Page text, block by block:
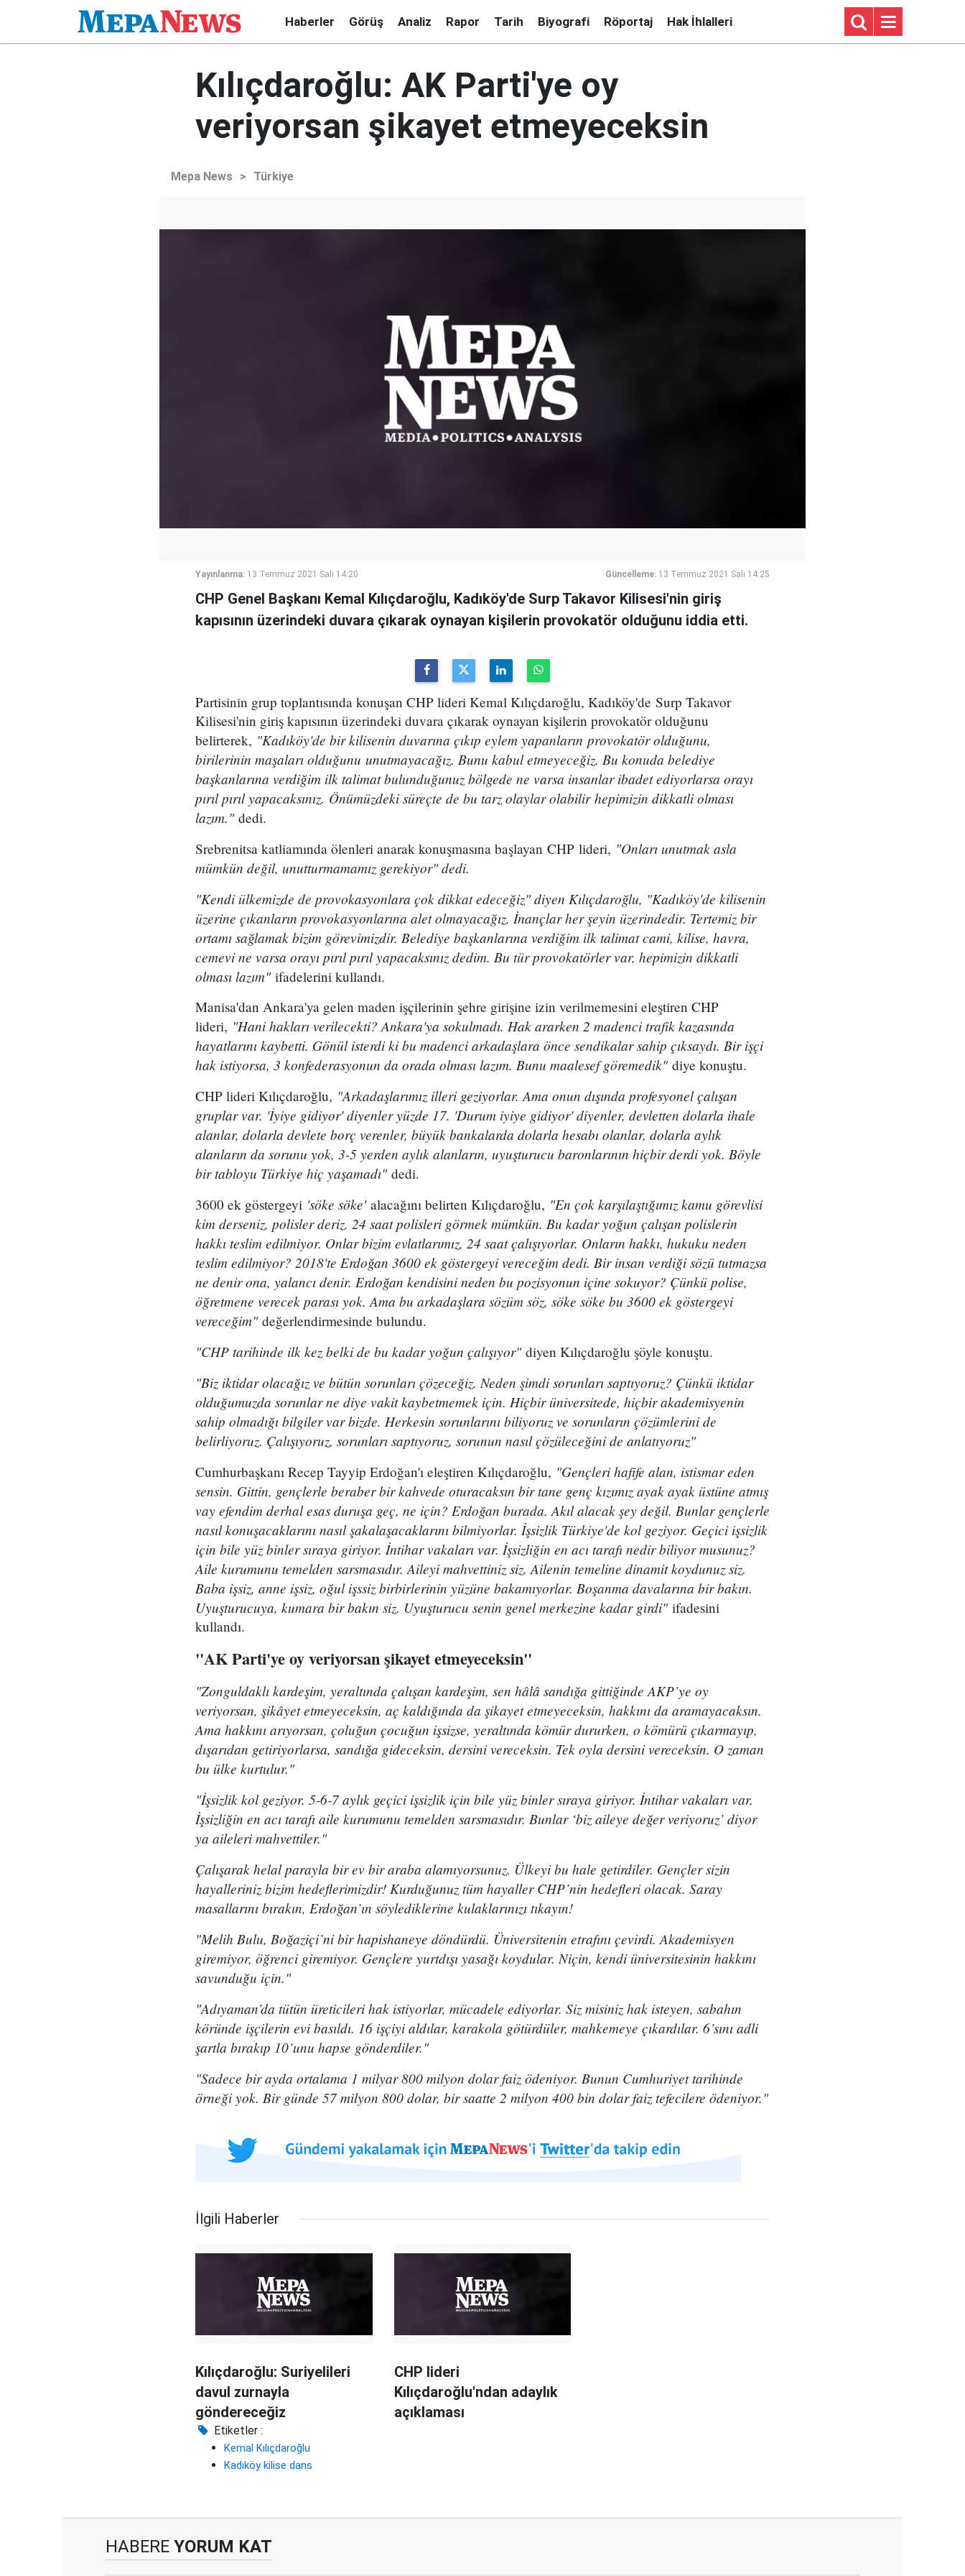
Haberler Görüş Analiz Rapor Tarih Biyografi Röportaj Hak İhlalleri
Kılıçdaroğlu: AK Parti'ye oy
veriyorsan şikayet etmeyeceksin
Mepa News > Türkiye
Yayınlanma: 13 Temmuz 2021 Salı 14:20 Güncelleme: 13 Temmuz 2021 Salı 14:25
CHP Genel Başkanı Kemal Kılıçdaroğlu, Kadıköy'de Surp Takavor Kilisesi'nin giriş
kapısının üzerindeki duvara çıkarak oynayan kişilerin provokatör olduğunu iddia etti.
Partisinin grup toplantısında konuşan CHP lideri Kemal Kılıçdaroğlu, Kadıköy'de Surp Takavor
Kilisesi'nin giriş kapısının üzerindeki duvara çıkarak oynayan kişilerin provokatör olduğunu
belirterek, "Kadıköy'de bir kilisenin duvarına çıkıp eylem yapanların provokatör olduğunu,
birilerinin maşaları olduğunu unutmayacağız. Bunu kabul etmeyeceğiz. Bu konuda belediye
başkanlarına verdiğim ilk talimat bulunduğunuz bölgede ne varsa insanlar ibadet ediyorlarsa orayı
pırıl pırıl yapacaksınız. Önümüzdeki süreçte de bu tarz olaylar olabilir hepimizin dikkatli olması
lazım."dedi.
Srebrenitsa katliamında ölenleri anarak konuşmasına başlayan CHP lideri, "Onları unutmak asla
mümkün değil, unutturmamamız gerekiyor" dedi.
"Kendi ülkemizde de provokasyonlara çok dikkat edeceğiz" diyen Kılıçdaroğlu, "Kadıköy'de kilisenin
üzerine çıkanların provokasyonlarına alet olmayacağız. İnançlar her şeyin üzerindedir. Tertemiz bir
ortamı sağlamak bizim görevimizdir. Belediye başkanlarına verdiğim ilk talimat cami, kilise, havra,
cemevi ne varsa orayı pırıl pırıl yapacaksınız dedim. Bu tür provokatörler var, hepimizin dikkatli
olması lazım"ifadelerini kullandı.
Manisa'dan Ankara'ya gelen maden işçilerinin şehre girişine izin verilmemesini eleştiren CHP
lideri, "Hani hakları verilecekti? Ankara'ya sokulmadı. Hak ararken 2 madenci trafik kazasında
hayatlarını kaybetti. Gönül isterdi ki bu madenci arkadaşlara önce sendikalar sahip çıksaydı. Bir işçi
hak istiyorsa, 3 konfederasyonun da orada olması lazım. Bunu maalesef göremedik"diye konuştu.
CHP lideri Kılıçdaroğlu, "Arkadaşlarımız illeri geziyorlar. Ama onun dışında profesyonel çalışan
gruplar var. 'İyiye gidiyor' diyenler yüzde 17. 'Durum iyiye gidiyor' diyenler, devletten dolarla ihale
alanlar, dolarla devlete borç verenler, büyük bankalarda dolarla hesabı olanlar, dolarla aylık
alanların da sorunu yok, 3-5 yerden aylık alanların, uyuşturucu baronlarının hiçbir derdi yok. Böyle
bir tabloyu Türkiye hiç yaşamadı"dedi.
3600 ek göstergeyi 'söke söke' alacağını belirten Kılıçdaroğlu, "En çok karşılaştığımız kamu görevlisi
kim derseniz, polisler deriz. 24 saat polisleri görmek mümkün. Bu kadar yoğun çalışan polislerin
hakkı teslim edilmiyor. Onlar bizim evlatlarımız, 24 saat çalışıyorlar. Onların hakkı, hukuku neden
teslim edilmiyor? 2018'te Erdoğan 3600 ek göstergeyi vereceğim dedi. Bir insan verdiği sözü tutmazsa
ne denir ona, yalancı denir. Erdoğan kendisini neden bu pozisyonun içine sokuyor? Çünkü polise,
öğretmene verecek parası yok. Ama bu arkadaşlara sözüm söz, söke söke bu 3600 ek göstergeyi
vereceğim"değerlendirmesinde bulundu.
"CHP tarihinde ilk kez belki de bu kadar yoğun çalışıyor"diyen Kılıçdaroğlu şöyle konuştu.
"Biz iktidar olacağız ve bütün sorunları çözeceğiz. Neden şimdi sorunları saptıyoruz? Çünkü iktidar
olduğumuzda sorunlar ne diye vakit kaybetmemek için. Hiçbir üniversitede, hiçbir akademisyenin
sahip olmadığı bilgiler var bizde. Herkesin sorunlarını biliyoruz ve sorunların çözümlerini de
belirliyoruz. Çalışıyoruz, sorunları saptıyoruz, sorunun nasıl çözüleceğini de anlatıyoruz"
Cumhurbaşkanı Recep Tayyip Erdoğan'ı eleştiren Kılıçdaroğlu, "Gençleri hafife alan, istismar eden
sensin. Gittin, gençlerle beraber bir kahvede oturacaksın bir tane genç kızımız ayak ayak üstüne atmış
vay efendim derhal esas duruşa geç, ne için? Erdoğan burada. Akıl alacak şey değil. Bunlar gençlerle
nasıl konuşacaklarını nasıl şakalaşacaklarını bilmiyorlar. İşsizlik Türkiye'de kol geziyor. Geçici işsizlik
için bile yüz binler sıraya giriyor. İntihar vakaları var. İşsizliğin en acı tarafı nedir biliyor musunuz?
Aile kurumunu temelden sarsmasıdır. Aileyi mahvettiniz siz. Ailenin temeline dinamit koydunuz siz.
Baba işsiz, anne işsiz, oğul işssiz birbirlerinin yüzüne bakamıyorlar. Boşanma davalarına bir bakın.
Uyuşturucuya, kumara bir bakın siz. Uyuşturucu senin genel merkezine kadar girdi"ifadesini
kullandı.
"AK Parti'ye oy veriyorsan şikayet etmeyeceksin"
"Zonguldaklı kardeşim, yeraltında çalışan kardeşim, sen hâlâ sandığa gittiğinde AKP’ye oy
veriyorsan, şikâyet etmeyeceksin, aç kaldığında da şikayet etmeyeceksin, hakkını da aramayacaksın.
Ama hakkını arıyorsan, çoluğun çocuğun işsizse, yeraltında kömür dururken, o kömürü çıkarmayıp,
dışarıdan getiriyorlarsa, sandığa gideceksin, dersini vereceksin. Tek oyla dersini vereceksin. O zaman
bu ülke kurtulur."
"İşsizlik kol geziyor. 5-6-7 aylık geçici işsizlik için bile yüz binler sıraya giriyor. İntihar vakaları var.
İşsizliğin en acı tarafı aile kurumunu temelden sarsmasıdır. Bunlar ‘biz aileye değer veriyoruz’ diyor
ya aileleri mahvettiler."
Çalışarak helal parayla bir ev bir araba alamıyorsunuz. Ülkeyi bu hale getirdiler. Gençler sizin
hayalleriniz bizim hedeflerimizdir! Kurduğunuz tüm hayaller CHP’nin hedefleri olacak. Saray
masallarını bırakın, Erdoğan’ın söylediklerine kulaklarınızı tıkayın!
"Melih Bulu, Boğaziçi’ni bir hapishaneye döndürdü. Üniversitenin etrafını çevirdi. Akademisyen
giremiyor, öğrenci giremiyor. Gençlere yurtdışı yasağı koydular. Niçin, kendi üniversitesinin hakkını
savunduğu için."
"Adıyaman’da tütün üreticileri hak istiyorlar, mücadele ediyorlar. Siz misiniz hak isteyen, sabahın
köründe işçilerin evi basıldı. 16 işçiyi aldılar, karakola götürdüler, mahkemeye çıkardılar. 6’sını adli
şartla bırakıp 10’unu hapse gönderdiler."
"Sadece bir ayda ortalama 1 milyar 800 milyon dolar faiz ödeniyor. Bunun Cumhuriyet tarihinde
örneği yok. Bir günde 57 milyon 800 dolar, bir saatte 2 milyon 400 bin dolar faiz tefecilere ödeniyor."
İlgili Haberler
Kılıçdaroğlu: Suriyelileri
davul zurnayla
göndereceğiz
CHP lideri
Kılıçdaroğlu'ndan adaylık
açıklaması
Etiketler :
Kemal Kılıçdaroğlu
Kadıköy kilise dans
HABERE YORUM KAT